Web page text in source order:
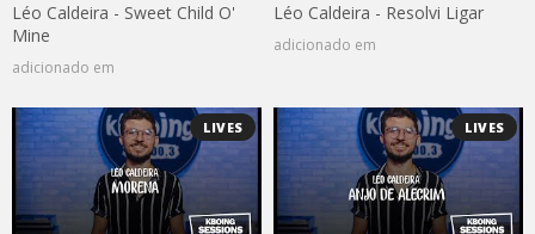
Léo Caldeira - Sweet Child O'
Mine
adicionado em
Léo Caldeira - Resolvi Ligar
adicionado em
LIVES LIVES